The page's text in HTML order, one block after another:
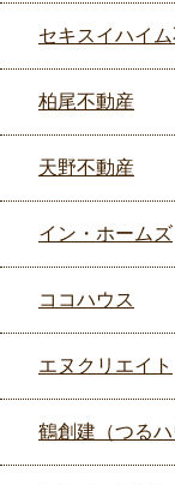
セキスイハイ
柏尾不動産
天野不動産
イン・ホームズ
ココハウス
エヌクリエイト
鶴創建（つるハ